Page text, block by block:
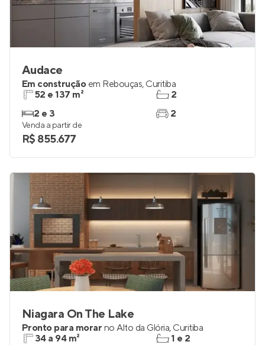
Audace
Em construção em Rebouças, Curitiba
52 e 137 m²
2 e 3
2
2
Venda a partir de
R$ 855.677
Niagara On The Lake
Pronto para morar no Alto da Glória, Curitiba
34 a 94 m²
1 e 2